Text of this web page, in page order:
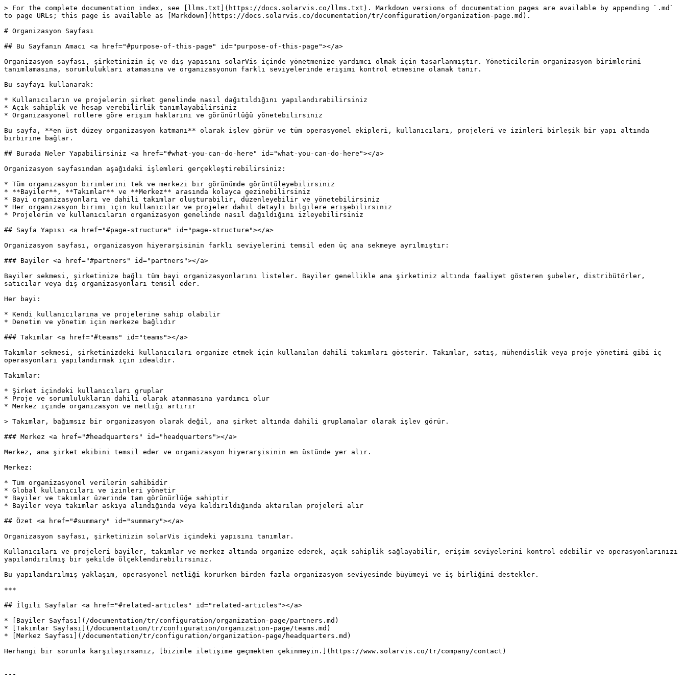
> For the complete documentation index, see [llms.txt](https://docs.solarvis.co/llms.txt). Markdown versions of documentation pages are available by appending `.md`
to page URLs; this page is available as [Markdown](https://docs.solarvis.co/documentation/tr/configuration/organization-page.md).
# Organizasyon Sayfası
## Bu Sayfanın Amacı <a href="#purpose-of-this-page" id="purpose-of-this-page"></a>
Organizasyon sayfası, şirketinizin iç ve dış yapısını solarVis içinde yönetmenize yardımcı olmak için tasarlanmıştır. Yöneticilerin organizasyon birimlerini
tanımlamasına, sorumlulukları atamasına ve organizasyonun farklı seviyelerinde erişimi kontrol etmesine olanak tanır.
Bu sayfayı kullanarak:
* Kullanıcıların ve projelerin şirket genelinde nasıl dağıtıldığını yapılandırabilirsiniz
* Açık sahiplik ve hesap verebilirlik tanımlayabilirsiniz
* Organizasyonel rollere göre erişim haklarını ve görünürlüğü yönetebilirsiniz
Bu sayfa, **en üst düzey organizasyon katmanı** olarak işlev görür ve tüm operasyonel ekipleri, kullanıcıları, projeleri ve izinleri birleşik bir yapı altında
birbirine bağlar.
## Burada Neler Yapabilirsiniz <a href="#what-you-can-do-here" id="what-you-can-do-here"></a>
Organizasyon sayfasından aşağıdaki işlemleri gerçekleştirebilirsiniz:
* Tüm organizasyon birimlerini tek ve merkezi bir görünümde görüntüleyebilirsiniz
* **Bayiler**, **Takımlar** ve **Merkez** arasında kolayca gezinebilirsiniz
* Bayi organizasyonları ve dahili takımlar oluşturabilir, düzenleyebilir ve yönetebilirsiniz
* Her organizasyon birimi için kullanıcılar ve projeler dahil detaylı bilgilere erişebilirsiniz
* Projelerin ve kullanıcıların organizasyon genelinde nasıl dağıldığını izleyebilirsiniz
## Sayfa Yapısı <a href="#page-structure" id="page-structure"></a>
Organizasyon sayfası, organizasyon hiyerarşisinin farklı seviyelerini temsil eden üç ana sekmeye ayrılmıştır:
### Bayiler <a href="#partners" id="partners"></a>
Bayiler sekmesi, şirketinize bağlı tüm bayi organizasyonlarını listeler. Bayiler genellikle ana şirketiniz altında faaliyet gösteren şubeler, distribütörler,
satıcılar veya dış organizasyonları temsil eder.
Her bayi:
* Kendi kullanıcılarına ve projelerine sahip olabilir
* Denetim ve yönetim için merkeze bağlıdır
### Takımlar <a href="#teams" id="teams"></a>
Takımlar sekmesi, şirketinizdeki kullanıcıları organize etmek için kullanılan dahili takımları gösterir. Takımlar, satış, mühendislik veya proje yönetimi gibi iç
operasyonları yapılandırmak için idealdir.
Takımlar:
* Şirket içindeki kullanıcıları gruplar
* Proje ve sorumlulukların dahili olarak atanmasına yardımcı olur
* Merkez içinde organizasyon ve netliği artırır
> Takımlar, bağımsız bir organizasyon olarak değil, ana şirket altında dahili gruplamalar olarak işlev görür.
### Merkez <a href="#headquarters" id="headquarters"></a>
Merkez, ana şirket ekibini temsil eder ve organizasyon hiyerarşisinin en üstünde yer alır.
Merkez:
* Tüm organizasyonel verilerin sahibidir
* Global kullanıcıları ve izinleri yönetir
* Bayiler ve takımlar üzerinde tam görünürlüğe sahiptir
* Bayiler veya takımlar askıya alındığında veya kaldırıldığında aktarılan projeleri alır
## Özet <a href="#summary" id="summary"></a>
Organizasyon sayfası, şirketinizin solarVis içindeki yapısını tanımlar.
Kullanıcıları ve projeleri bayiler, takımlar ve merkez altında organize ederek, açık sahiplik sağlayabilir, erişim seviyelerini kontrol edebilir ve operasyonlarınızı
yapılandırılmış bir şekilde ölçeklendirebilirsiniz.
Bu yapılandırılmış yaklaşım, operasyonel netliği korurken birden fazla organizasyon seviyesinde büyümeyi ve iş birliğini destekler.
***
## İlgili Sayfalar <a href="#related-articles" id="related-articles"></a>
* [Bayiler Sayfası](/documentation/tr/configuration/organization-page/partners.md)
* [Takımlar Sayfası](/documentation/tr/configuration/organization-page/teams.md)
* [Merkez Sayfası](/documentation/tr/configuration/organization-page/headquarters.md)
Herhangi bir sorunla karşılaşırsanız, [bizimle iletişime geçmekten çekinmeyin.](https://www.solarvis.co/tr/company/contact)
---